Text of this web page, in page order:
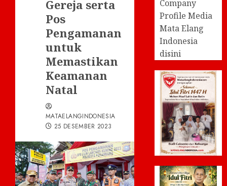
Gereja serta
Pos
Pengamanan
untuk
Memastikan
Keamanan
Natal
MATAELANGINDONESIA
25 DESEMBER 2023
Company
Profile Media
Mata Elang
Indonesia
disini